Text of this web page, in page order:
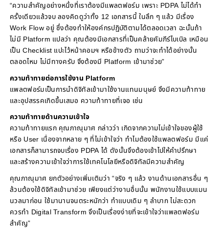
“ความสำคัญอย่างหนึ่งที่เราต้องมีแพลตฟอร์ม เพราะ PDPA ไม่ได้ทำ
ครั้งเดียวแล้วจบ ลองคิดดูว่าทั้ง 12 เอกสารนี้ ในลึก ๆ แล้ว มีเรื่อง
Work Flow อยู่ ซึ่งต้องทำให้องค์กรปฏิบัติตามได้ตลอดเวลา ฉะนั้นถ้า
ไม่มี Platform แปลว่า คุณต้องมีเอกสารที่เป็นคล้ายคัมภีร์ไบเบิล เหมือน
เป็น Checklist แปะไว้หน้าคอมฯ หรือข้างตัว ถามว่าจะทำได้อย่างนั้น
ตลอดไหม ไม่มีทางครับ จึงต้องมี Platform เข้ามาช่วย”
ความท้าทายต่อการใช้งาน Platform
แพลตฟอร์มเป็นการนำดิจิทัลเข้ามาใช้งานแทนมนุษย์ จึงมีความท้าทาย
และอุปสรรคเกิดขึ้นเสมอ ความท้าทายที่เจอ เช่น
ความท้าทายด้านความเข้าใจ
ความท้าทายแรก คุณภาณุมาศ กล่าวว่า เกิดจากความไม่เข้าใจของผู้ใช้
หรือ User เนื่องจากหลาย ๆ ที่ไม่เข้าใจว่า ทำไมต้องใช้แพลตฟอร์ม มีแค่
เอกสารก็สามารถจบเรื่อง PDPA ได้ ดังนั้นจึงต้องเข้าไปให้คำปรึกษา
และสร้างความเข้าใจว่าการใช้เทคโนโลยีหรือดิจิทัลมีความสำคัญ
คุณภาณุมาศ ยกตัวอย่างเพิ่มเติมว่า “จริง ๆ แล้ว งานด้านเอกสารอื่น ๆ
ล้วนต้องใช้ดิจิทัลเข้ามาช่วย เพียงแต่ว่างานอื่นนั้น พนักงานใช้แบบแมน
นวลมาก่อน ใช้มานานจนตระหนักว่า ทำแบบเดิม ๆ ลำบาก ไม่สะดวก
ควรทำ Digital Transform จึงเป็นเรื่องง่ายที่จะเข้าใจว่าแพลตฟอร์ม
สำคัญ”